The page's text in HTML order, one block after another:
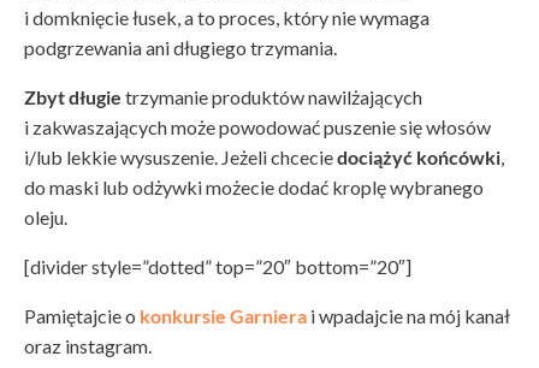
i domknięcie łusek, a to proces, który nie wymaga
podgrzewania ani długiego trzymania.
Zbyt długie trzymanie produktów nawilżających
i zakwaszających może powodować puszenie się włosów
i/lub lekkie wysuszenie. Jeżeli chceciedociążyć końcówki
do maski lub odżywki możecie dodać kroplę wybranego
oleju.
[divider style=”dotted” top=”20″ bottom=”20″]
Pamiętajcie o konkursie Garniera i wpadajcie na mój kanał
oraz instagram.